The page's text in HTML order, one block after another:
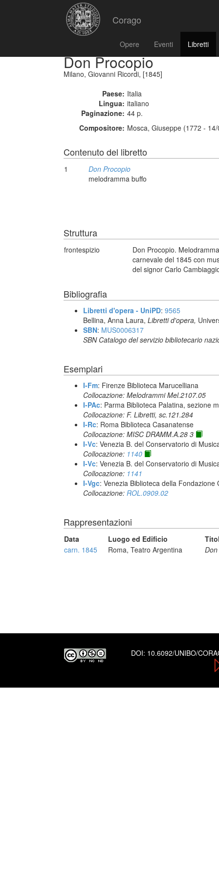
Corago
Opere Eventi Libretti
Don Procopio
Milano, Giovanni Ricordi, [1845]
Paese: Italia
Lingua: italiano
Paginazione: 44 p.
Compositore: Mosca, Giuseppe (1772 -
Contenuto del libretto
1
Don Procopio
melodramma buffo
Struttura
frontespizio
Don Procopio.
carnevale del 1845 con
del signor Carlo
Bibliografia
Libretti d'opera - UniPD: 9565
Bellina, Anna Laura, Libretti d'opera,
SBN: MUS0006317
SBN Catalogo del servizio bibliotecario
Esemplari
I-Fm: Firenze Biblioteca Marucelliana
Collocazione: Melodrammi Mel.2107.05
I-PAc: Parma Biblioteca Palatina, sezione
Collocazione: F. Libretti, sc.121.284
I-Rc: Roma Biblioteca Casanatense
Collocazione: MISC DRAMM.A.28 3
I-Vc: Venezia B. del Conservatorio di
Collocazione: 1140
I-Vc: Venezia B. del Conservatorio di
Collocazione: 1141
I-Vgc: Venezia Biblioteca della Fondazione
Collocazione: ROL.0909.02
Rappresentazioni
Data Luogo ed Edificio
carn. 1845
Roma, Teatro Argentina
DOI: 10.6092/UNIBO/